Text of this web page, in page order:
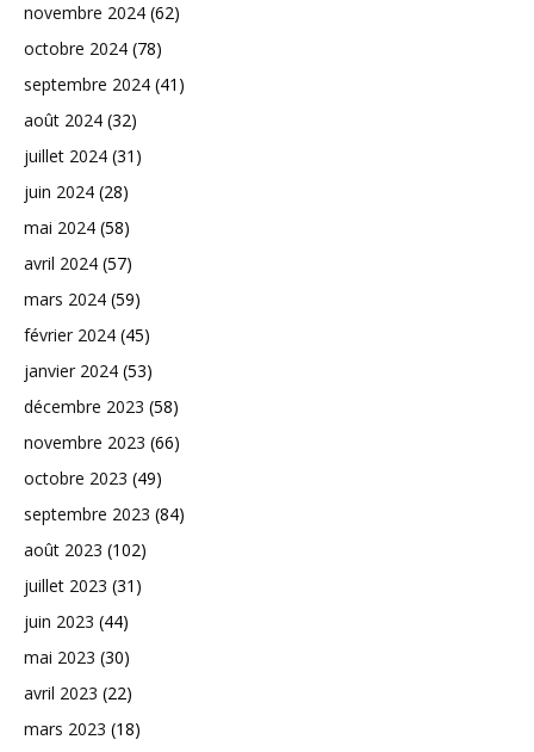
novembre 2024 (62)
octobre 2024 (78)
septembre 2024 (41)
août 2024 (32)
juillet 2024 (31)
juin 2024 (28)
mai 2024 (58)
avril 2024 (57)
mars 2024 (59)
février 2024 (45)
janvier 2024 (53)
décembre 2023 (58)
novembre 2023 (66)
octobre 2023 (49)
septembre 2023 (84)
août 2023 (102)
juillet 2023 (31)
juin 2023 (44)
mai 2023 (30)
avril 2023 (22)
mars 2023 (18)